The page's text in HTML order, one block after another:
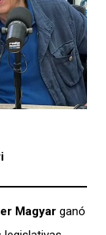
Magyar ganó